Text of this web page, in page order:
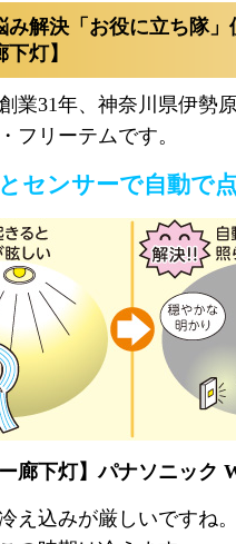
み解決「お役に立ち隊
灯】
業31年、神奈川県伊勢
フリーテムです。
センサーで自動で
廊下灯】パナソニック
え込みが厳しいですね